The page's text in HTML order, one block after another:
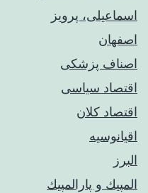
اسماعیلی، پرویز
اصفهان
اصناف پزشکی
اقتصاد سیاسی
اقتصاد کلان
اقیانوسیه
البرز
المپيك و پارالمپيك